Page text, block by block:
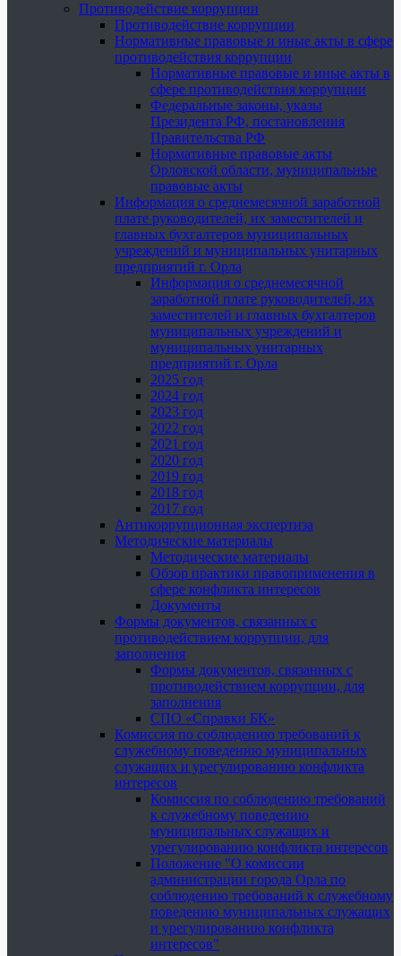
Противодействие коррупции
Противодействие коррупции
Нормативные правовые и иные акты в сфере
противодействия коррупции
Нормативные правовые и иные акты в
сфере противодействия коррупции
Федеральные законы, указы
Президента РФ, постановления
Правительства РФ
Нормативные правовые акты
Орловской области, муниципальные
правовые акты
Информация о среднемесячной заработной
плате руководителей, их заместителей и
главных бухгалтеров муниципальных
учреждений и муниципальных унитарных
предприятий г. Орла
Информация о среднемесячной
заработной плате руководителей, их
заместителей и главных бухгалтеров
муниципальных учреждений и
муниципальных унитарных
предприятий г. Орла
2025 год
2024 год
2023 год
2022 год
2021 год
2020 год
2019 год
2018 год
2017 год
Антикоррупционная экспертиза
Методические материалы
Методические материалы
Обзор практики правоприменения в
сфере конфликта интересов
Документы
Формы документов, связанных с
противодействием коррупции, для
заполнения
Формы документов, связанных с
противодействием коррупции, для
заполнения
СПО «Справки БК»
Комиссия по соблюдению требований к
служебному поведению муниципальных
служащих и урегулированию конфликта
интересов
Комиссия по соблюдению требований
к служебному поведению
муниципальных служащих и
урегулированию конфликта интересов
Положение "О комиссии
администрации города Орла по
соблюдению требований к служебному
поведению муниципальных служащих
и урегулированию конфликта
интересов"